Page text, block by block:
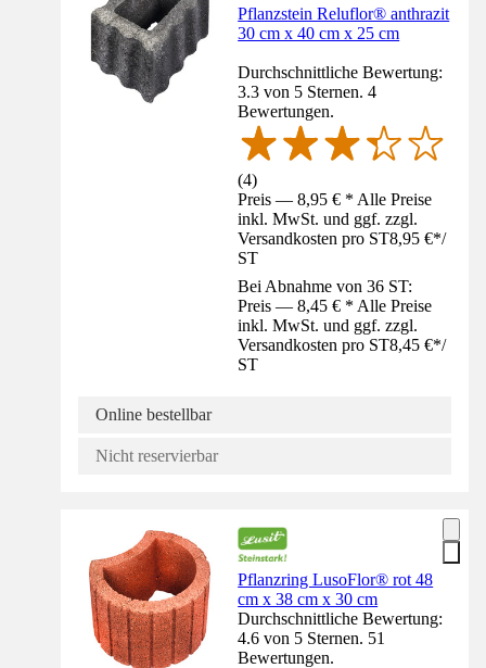
Pflanzstein Reluflor® anthrazit
30 cm x 40 cm x 25 cm
Durchschnittliche Bewertung:
3.3 von 5 Sternen. 4
Bewertungen.
(4)
Preis — 8,95 € * Alle Preise
inkl. MwSt. und ggf. zzgl.
Versandkosten pro ST8,95 €*/
ST
Bei Abnahme von 36 ST:
Preis — 8,45 € * Alle Preise
inkl. MwSt. und ggf. zzgl.
Versandkosten pro ST8,45 €*/
ST
Online bestellbar
Nicht reservierbar
Pflanzring LusoFlor® rot 48
cm x 38 cm x 30 cm
Durchschnittliche Bewertung:
4.6 von 5 Sternen. 51
Bewertungen.